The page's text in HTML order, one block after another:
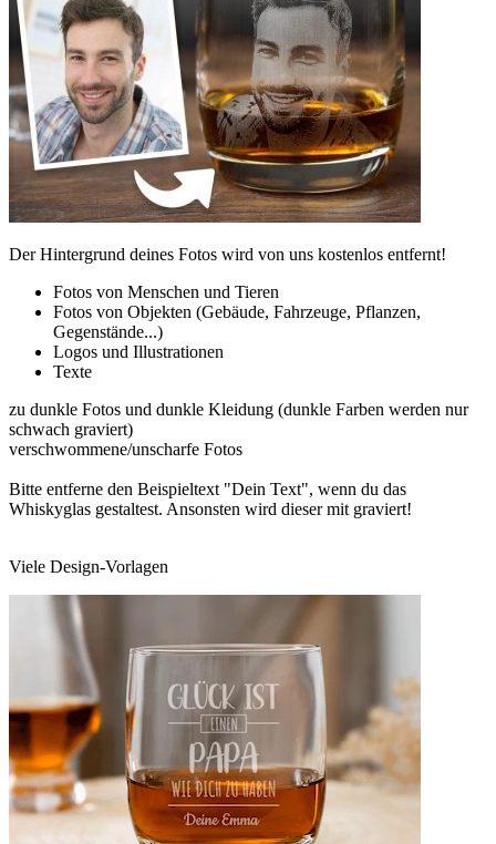
Der Hintergrund deines Fotos wird von uns kostenlos entfernt!
Fotos von Menschen und Tieren
Fotos von Objekten (Gebäude, Fahrzeuge, Pflanzen,
Gegenstände...)
Logos und Illustrationen
Texte
zu dunkle Fotos und dunkle Kleidung (dunkle Farben werden nur
schwach graviert)
verschwommene/unscharfe Fotos
Bitte entferne den Beispieltext "Dein Text", wenn du das
Whiskyglas gestaltest. Ansonsten wird dieser mit graviert!
Viele Design-Vorlagen